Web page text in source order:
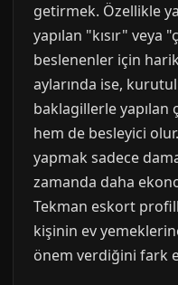
getirmek. Özellikle
yapılan "kısır" veya
beslenenler için
aylarında ise,
baklagillerle yapılan
hem de besleyici
yapmak sadece
zamanda daha
Tekman eskort
kişinin ev
önem verdiğini fark